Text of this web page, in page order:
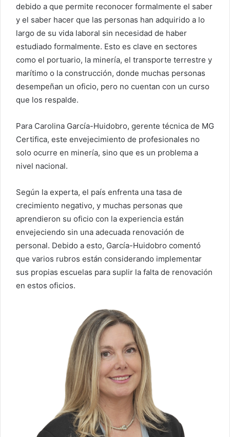
debido a que permite reconocer formalmente el saber
y el saber hacer que las personas han adquirido a lo
largo de su vida laboral sin necesidad de haber
estudiado formalmente. Esto es clave en sectores
como el portuario, la minería, el transporte terrestre y
marítimo o la construcción, donde muchas personas
desempeñan un oficio, pero no cuentan con un curso
que los respalde.
Para Carolina García-Huidobro, gerente técnica de MG
Certifica, este envejecimiento de profesionales no
solo ocurre en minería, sino que es un problema a
nivel nacional.
Según la experta, el país enfrenta una tasa de
crecimiento negativo, y muchas personas que
aprendieron su oficio con la experiencia están
envejeciendo sin una adecuada renovación de
personal. Debido a esto, García-Huidobro comentó
que varios rubros están considerando implementar
sus propias escuelas para suplir la falta de renovación
en estos oficios.